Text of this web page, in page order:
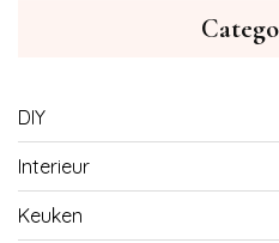
DIY
Interieur
Keuken